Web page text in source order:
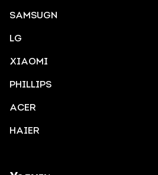
SAMSUGN
LG
XIAOMI
PHILLIPS
ACER
HAIER